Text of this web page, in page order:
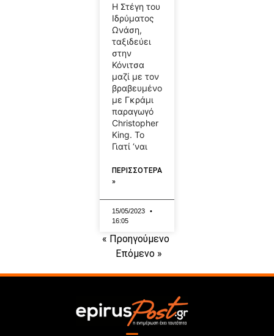
Η Στέγη του
Ιδρύματος
Ωνάση,
ταξιδεύει
στην
Κόνιτσα
μαζί με τον
βραβευμένο
με Γκράμι
παραγωγό
Christopher
King. Το
Γιατί ‘ναι
ΠΕΡΙΣΣΟΤΕΡΑ
»
15/05/2023
16:05
« Προηγούμενο
Επόμενο »